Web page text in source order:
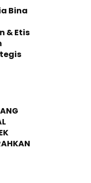
Bina
& Etis